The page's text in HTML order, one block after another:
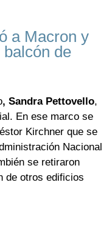
a Macron y
de
, Sandra Pettovello,
En ese marco se
Kirchner que se
Nacional
se retiraron
de otros edificios